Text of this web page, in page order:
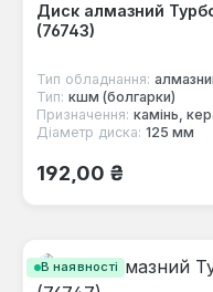
Диск алмазний
(76743)
Тип обладнання:
Тип: кшм (болгарки)
Призначення: камінь,
Діаметр диска: 125 мм
Звичайна ціна:
192,00 ₴
В наявності